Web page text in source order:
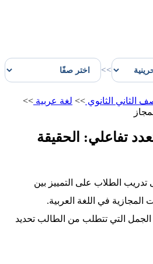
>>
الثاني الثانوي >> لغة عربية >>
تفاعلي: الحقيقة
الطلاب على التمييز بين
المجازية في اللغة العربية.
التي تتطلب من الطالب تحديد